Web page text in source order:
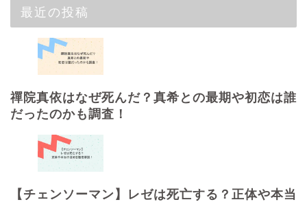
最近の投稿
禪院真依はなぜ死んだ？真希との最期や初恋は誰
だったのかも調査！
【チェンソーマン】レゼは死亡する？正体や本当